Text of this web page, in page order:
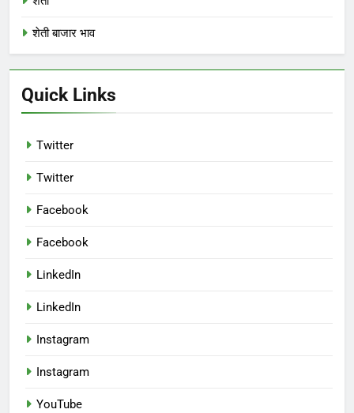
शेती बाजार भाव
Quick Links
Twitter
Twitter
Facebook
Facebook
LinkedIn
LinkedIn
Instagram
Instagram
YouTube